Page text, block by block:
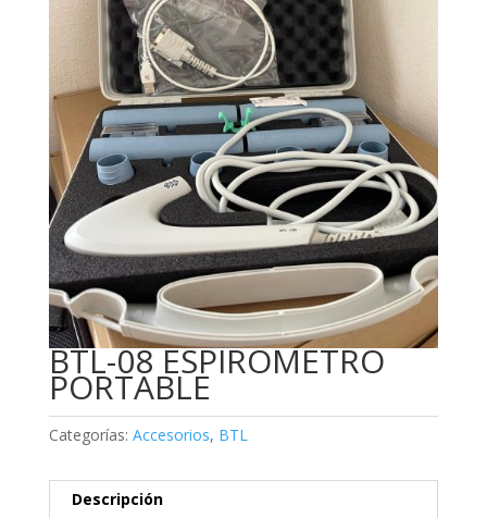
BTL-08 ESPIROMETRO
PORTABLE
Categorías: Accesorios, BTL
Descripción